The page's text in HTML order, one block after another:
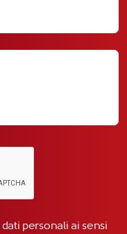
personali ai sensi